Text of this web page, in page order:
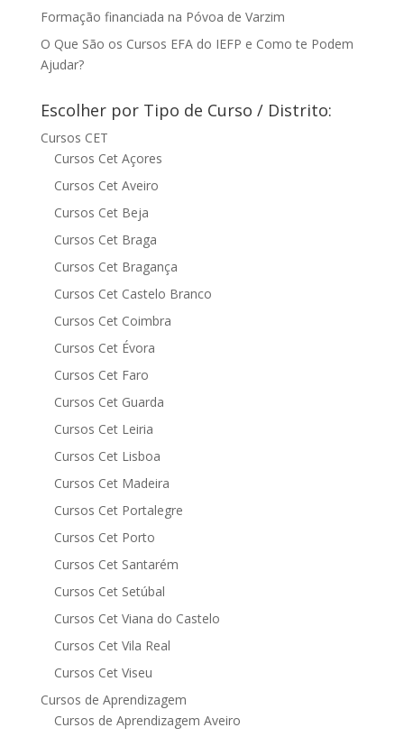
Formação financiada na Póvoa de Varzim
O Que São os Cursos EFA do IEFP e Como te Podem
Ajudar?
Escolher por Tipo de Curso / Distrito:
Cursos CET
Cursos Cet Açores
Cursos Cet Aveiro
Cursos Cet Beja
Cursos Cet Braga
Cursos Cet Bragança
Cursos Cet Castelo Branco
Cursos Cet Coimbra
Cursos Cet Évora
Cursos Cet Faro
Cursos Cet Guarda
Cursos Cet Leiria
Cursos Cet Lisboa
Cursos Cet Madeira
Cursos Cet Portalegre
Cursos Cet Porto
Cursos Cet Santarém
Cursos Cet Setúbal
Cursos Cet Viana do Castelo
Cursos Cet Vila Real
Cursos Cet Viseu
Cursos de Aprendizagem
Cursos de Aprendizagem Aveiro